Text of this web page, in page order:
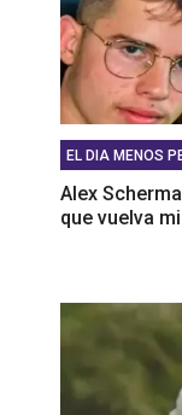
EL DIA MENOS
Alex
que vuelva